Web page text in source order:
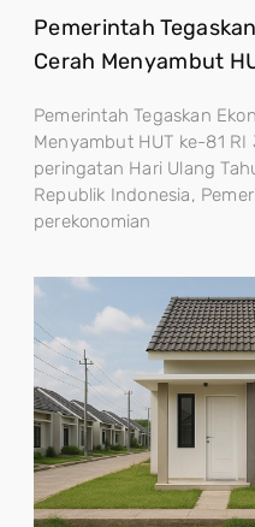
Pemerintah
Cerah Menyambut
Pemerintah Tegaskan
Menyambut HUT ke-81
peringatan Hari Ulang
Republik Indonesia,
perekonomian